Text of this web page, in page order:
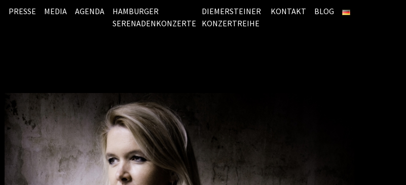
PRESSE MEDIA AGENDA
HAMBURGER
SERENADENKONZERTE
DIEMERSTEINER
KONZERTREIHE
KONTAKT BLOG